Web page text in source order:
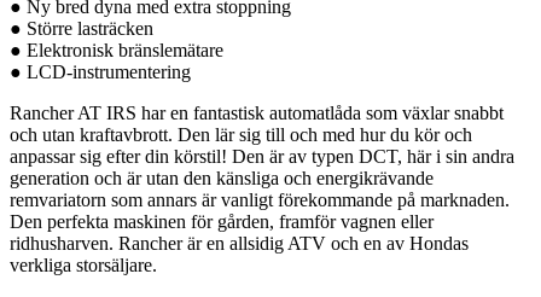
● Ny bred dyna med extra stoppning
● Större lasträcken
● Elektronisk bränslemätare
● LCD-instrumentering
Rancher AT IRS har en fantastisk automatlåda som växlar snabbt
och utan kraftavbrott. Den lär sig till och med hur du kör och
anpassar sig efter din körstil! Den är av typen DCT, här i sin andra
generation och är utan den känsliga och energikrävande
remvariatorn som annars är vanligt förekommande på marknaden.
Den perfekta maskinen för gården, framför vagnen eller
ridhusharven. Rancher är en allsidig ATV och en av Hondas
verkliga storsäljare.